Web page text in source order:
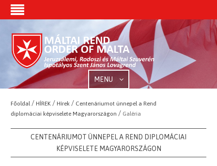
MENU
Főoldal /HÍREK /Hírek / Centenáriumot ünnepel a Rend
diplomáciai képviselete Magyarországon / Galéria
CENTENÁRIUMOT ÜNNEPEL A REND DIPLOMÁCIAI
KÉPVISELETE MAGYARORSZÁGON